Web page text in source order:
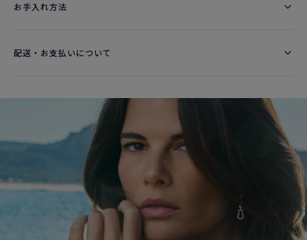
お手入れ方法
配送・お支払いについて